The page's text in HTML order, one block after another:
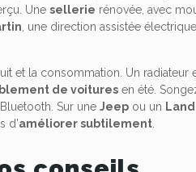
Unesellerie rénovée, avec
, une direction assistée
et la consommation. Un radiateur
de voitures en été.
Sur uneJeep ou un
d’améliorer subtilement